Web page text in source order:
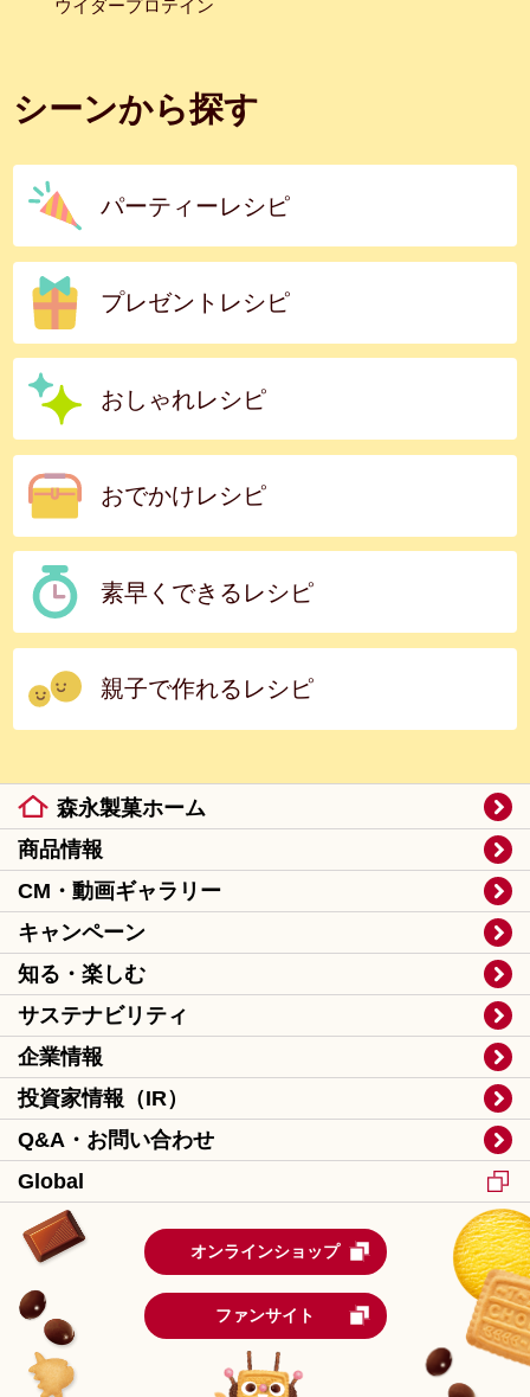
ウイダープロテイン
シーンから探す
パーティーレシピ
プレゼントレシピ
おしゃれレシピ
おでかけレシピ
素早くできるレシピ
親子で作れるレシピ
森永製菓ホーム
商品情報
CM・動画ギャラリー
キャンペーン
知る・楽しむ
サステナビリティ
企業情報
投資家情報（IR）
Q&A・お問い合わせ
Global
オンラインショップ
ファンサイト